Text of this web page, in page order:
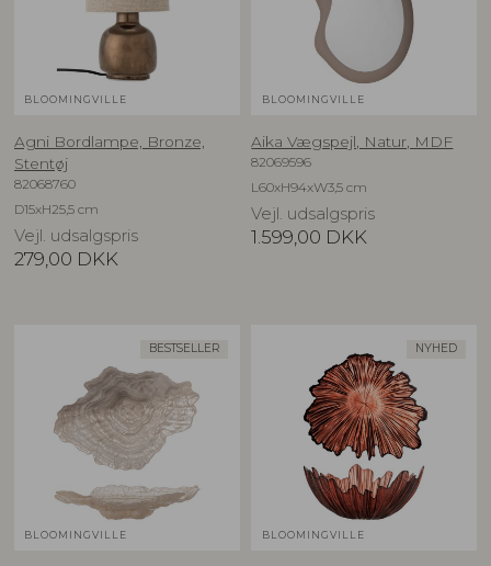
BLOOMINGVILLE
Agni Bordlampe, Bronze,
Stentøj
82068760
D15xH25,5 cm
Vejl. udsalgspris
279,00 DKK
BLOOMINGVILLE
Aika Vægspejl, Natur, MDF
82069596
L60xH94xW3,5 cm
Vejl. udsalgspris
1.599,00 DKK
BESTSELLER
BLOOMINGVILLE
NYHED
BLOOMINGVILLE